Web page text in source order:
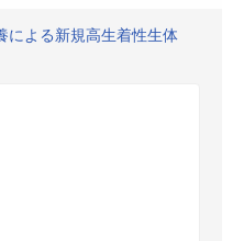
による新規高生着性生体